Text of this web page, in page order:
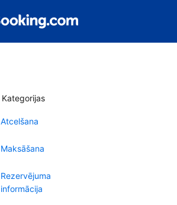
Kategorijas
Atcelšana
Maksāšana
Rezervējuma
informācija